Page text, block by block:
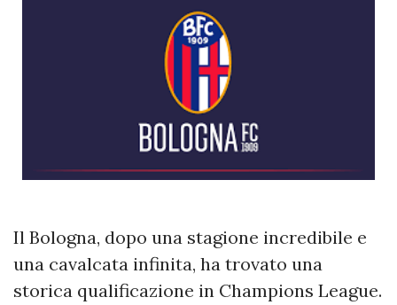
Il Bologna, dopo una stagione incredibile e
una cavalcata infinita, ha trovato una
storica qualificazione in Champions League.